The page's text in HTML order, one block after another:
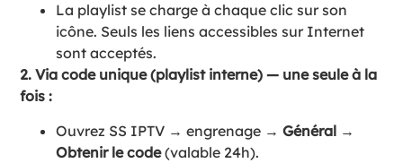
La playlist se charge à chaque clic sur son
icône. Seuls les liens accessibles sur Internet
sont acceptés.
2. Via code unique (playlist interne) — une seule à la
fois :
Ouvrez SS IPTV → engrenage →Général →
Obtenir le code(valable 24h).